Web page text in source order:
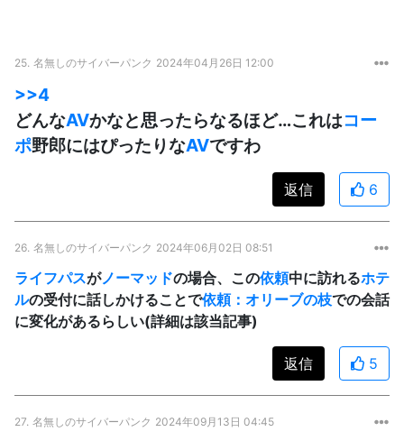
25. 名無しのサイバーパンク 2024年04月26日 12:00
>>4
どんなAVかなと思ったらなるほど…これはコー
ポ野郎にはぴったりなAVですわ
返信 6
26. 名無しのサイバーパンク 2024年06月02日 08:51
ライフパスがノーマッドの場合、この依頼中に訪れるホテ
ルの受付に話しかけることで依頼：オリーブの枝での会話
に変化があるらしい(詳細は該当記事)
返信 5
27. 名無しのサイバーパンク 2024年09月13日 04:45